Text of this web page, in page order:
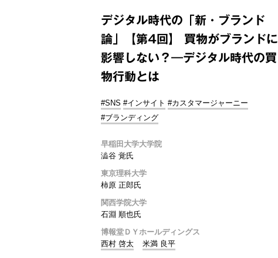
デジタル時代の「新・ブランド
論」【第4回】 買物がブランドに
影響しない？―デジタル時代の買
物行動とは
#SNS #インサイト #カスタマージャーニー
#ブランディング
早稲田大学大学院
澁谷 覚氏
東京理科大学
柿原 正郎氏
関西学院大学
石淵 順也氏
博報堂ＤＹホールディングス
西村 啓太
米満 良平